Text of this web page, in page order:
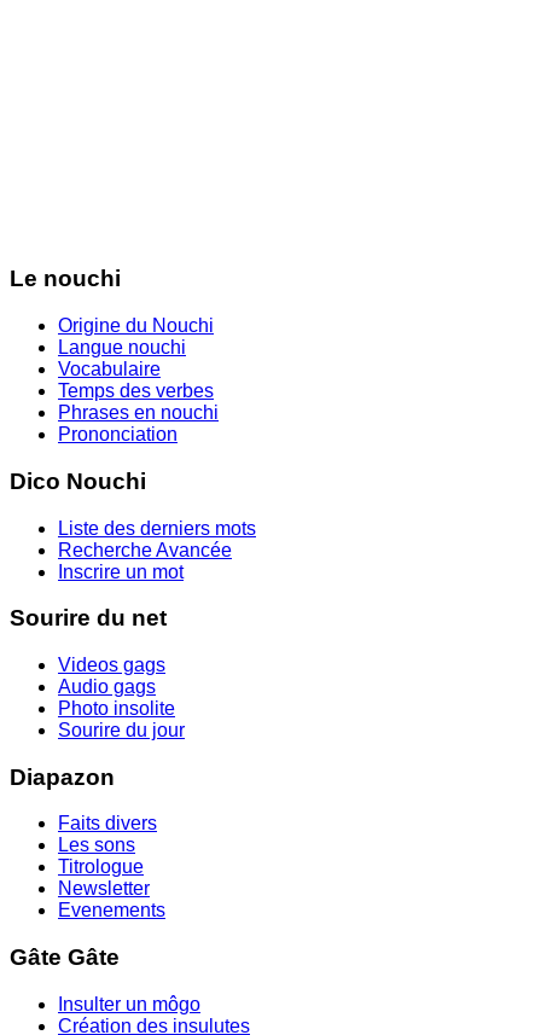
Le nouchi
Origine du Nouchi
Langue nouchi
Vocabulaire
Temps des verbes
Phrases en nouchi
Prononciation
Dico Nouchi
Liste des derniers mots
Recherche Avancée
Inscrire un mot
Sourire du net
Videos gags
Audio gags
Photo insolite
Sourire du jour
Diapazon
Faits divers
Les sons
Titrologue
Newsletter
Evenements
Gâte Gâte
Insulter un môgo
Création des insulutes